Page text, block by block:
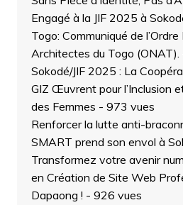
Engagé à la JIF 2025 à
Togo: Communiqué de
Architectes du Togo (ONAT).
Sokodé/JIF 2025 : La
GIZ Œuvrent pour l’Inclusion
des Femmes - 973 vues
Renforcer la lutte anti-
SMART prend son envol à
Transformez votre avenir
en Création de Site Web
Dapaong ! - 926 vues